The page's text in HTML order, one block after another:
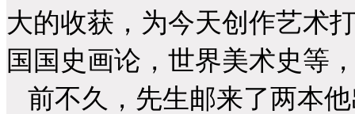
大的收获，为今天创作艺术
国国史画论，世界美术史等
前不久，先生邮来了两本